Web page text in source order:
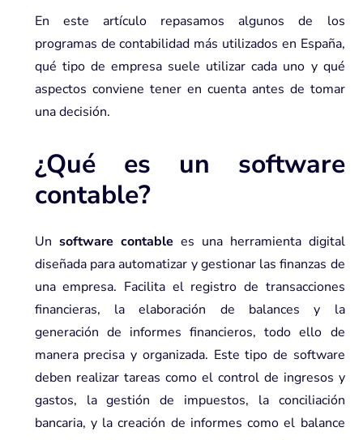
En este artículo repasamos algunos de los
programas de contabilidad más utilizados en España,
qué tipo de empresa suele utilizar cada uno y qué
aspectos conviene tener en cuenta antes de tomar
una decisión.
¿Qué es un software
contable?
Un software contable es una herramienta digital
diseñada para automatizar y gestionar las finanzas de
una empresa. Facilita el registro de transacciones
financieras, la elaboración de balances y la
generación de informes financieros, todo ello de
manera precisa y organizada. Este tipo de software
deben realizar tareas como el control de ingresos y
gastos, la gestión de impuestos, la conciliación
bancaria, y la creación de informes como el balance